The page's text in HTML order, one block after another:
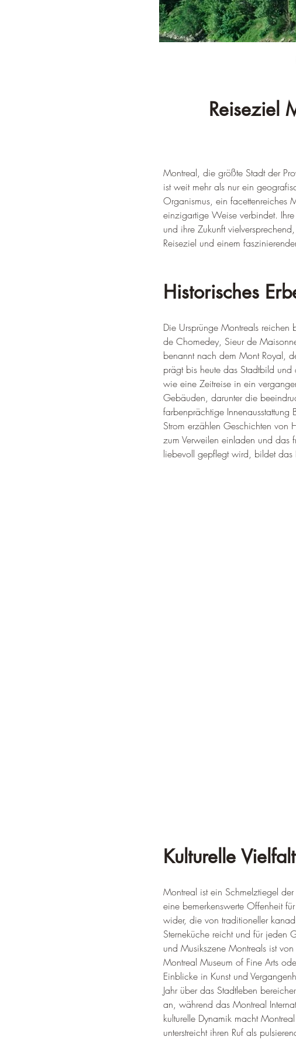
Reiseziel
Montreal, die größte Stadt der
ist weit mehr als nur ein
Organismus, ein facettenreiches
einzigartige Weise verbindet.
und ihre Zukunft
Reiseziel und einem
Historisches
Die Ursprünge Montreals reichen
de Chomedey, Sieur de
benannt nach dem Mont Royal,
prägt bis heute das Stadtbild
wie eine Zeitreise in ein
Gebäuden, darunter die
farbenprächtige
Strom erzählen Geschichten von
zum Verweilen einladen und das
liebevoll gepflegt wird, bildet das
Kulturelle
Montreal ist ein Schmelztiegel
eine bemerkenswerte Offenheit
wider, die von traditioneller
Sterneküche reicht und für jeden
und Musikszene Montreals ist
Montreal Museum of Fine Arts
Einblicke in Kunst und
Jahr über das Stadtleben
an, während das Montreal
kulturelle Dynamik macht
unterstreicht ihren Ruf als